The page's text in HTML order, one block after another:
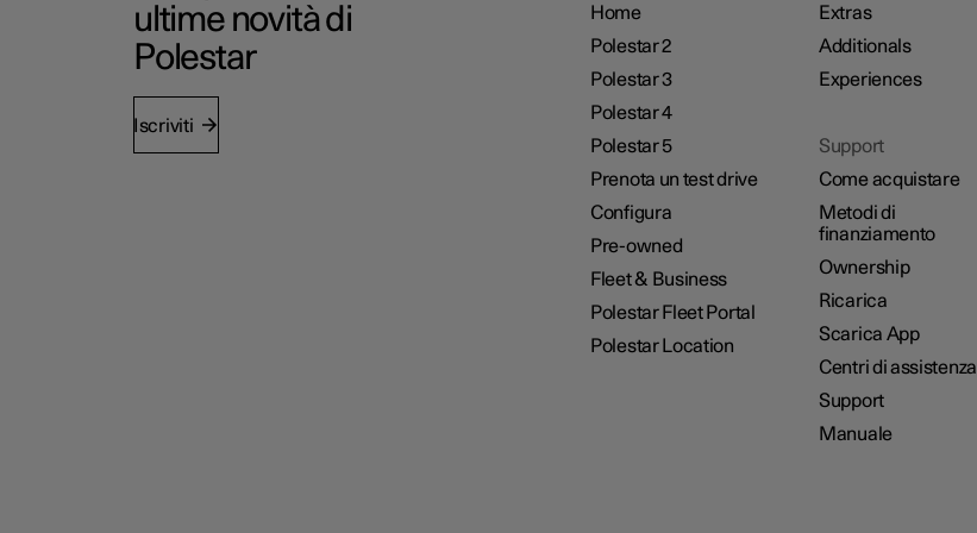
ultime novità di
Polestar
Iscriviti
Home
Polestar 2
Polestar 3
Polestar 4
Polestar 5
Prenota un test drive
Configura
Pre-owned
Fleet & Business
Polestar Fleet Portal
Polestar Location
Extras
Additionals
Experiences
Support
Come acquistare
Metodi di
finanziamento
Ownership
Ricarica
Scarica App
Centri di assistenza
Support
Manuale